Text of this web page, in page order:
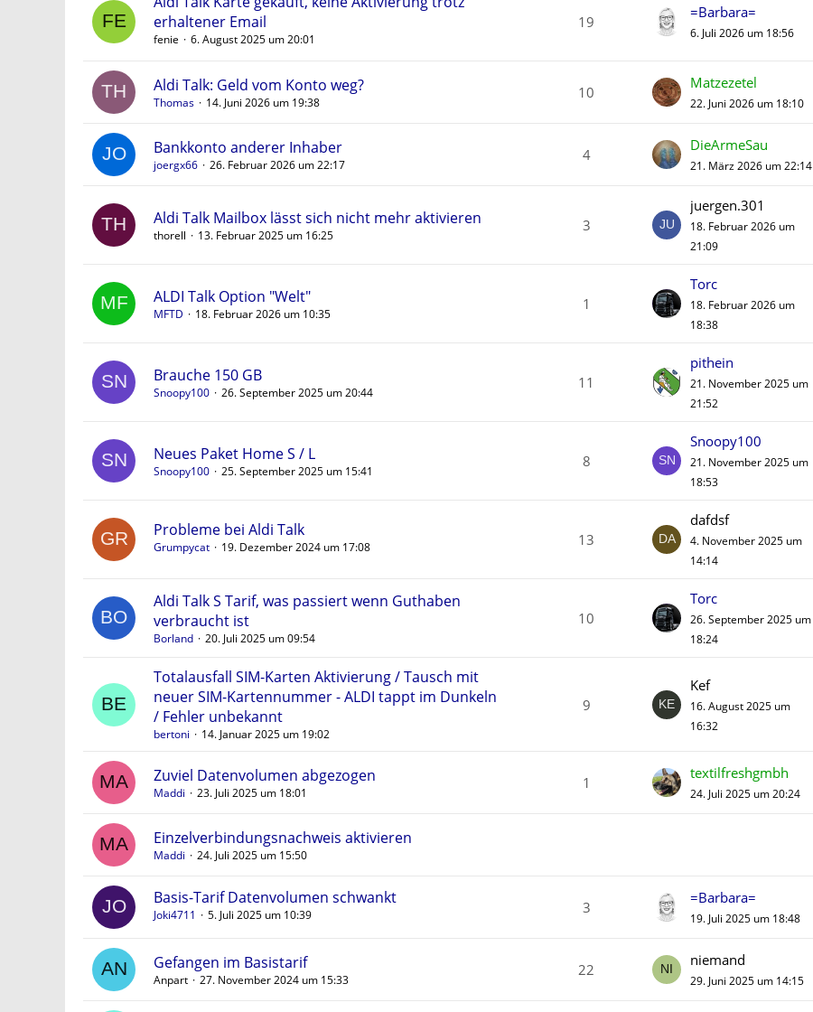
erhaltener Email
fenie 6. August 2025 um 20:01
19
=Barbara=
6. Juli 2026 um 18:56
Aldi Talk: Geld vom Konto weg?
Thomas 14. Juni 2026 um 19:38
10
Matzezetel
22. Juni 2026 um 18:10
Bankkonto anderer Inhaber
joergx66 26. Februar 2026 um 22:17
4
DieArmeSau
21. März 2026 um 22:14
Aldi Talk Mailbox lässt sich nicht mehr aktivieren
thorell 13. Februar 2025 um 16:25
3
juergen.301
18. Februar 2026 um
21:09
ALDI Talk Option "Welt"
MFTD 18. Februar 2026 um 10:35
1
Torc
18. Februar 2026 um
18:38
Brauche 150 GB
Snoopy100 26. September 2025 um 20:44
11
pithein
21. November 2025 um
21:52
Neues Paket Home S / L
Snoopy100 25. September 2025 um 15:41
8
Snoopy100
21. November 2025 um
18:53
Probleme bei Aldi Talk
Grumpycat 19. Dezember 2024 um 17:08 13
dafdsf
4. November 2025 um
14:14
Aldi Talk S Tarif, was passiert wenn Guthaben
verbraucht ist
Borland 20. Juli 2025 um 09:54
10
Torc
26. September 2025 um
18:24
Totalausfall SIM-Karten Aktivierung / Tausch mit
neuer SIM-Kartennummer - ALDI tappt im Dunkeln
/ Fehler unbekannt
bertoni 14. Januar 2025 um 19:02
9
Kef
16. August 2025 um
16:32
Zuviel Datenvolumen abgezogen
Maddi 23. Juli 2025 um 18:01
1
textilfreshgmbh
24. Juli 2025 um 20:24
Einzelverbindungsnachweis aktivieren
Maddi 24. Juli 2025 um 15:50
Basis-Tarif Datenvolumen schwankt
Joki4711 5. Juli 2025 um 10:39 3
=Barbara=
19. Juli 2025 um 18:48
Gefangen im Basistarif
Anpart 27. November 2024 um 15:33
22
niemand
29. Juni 2025 um 14:15